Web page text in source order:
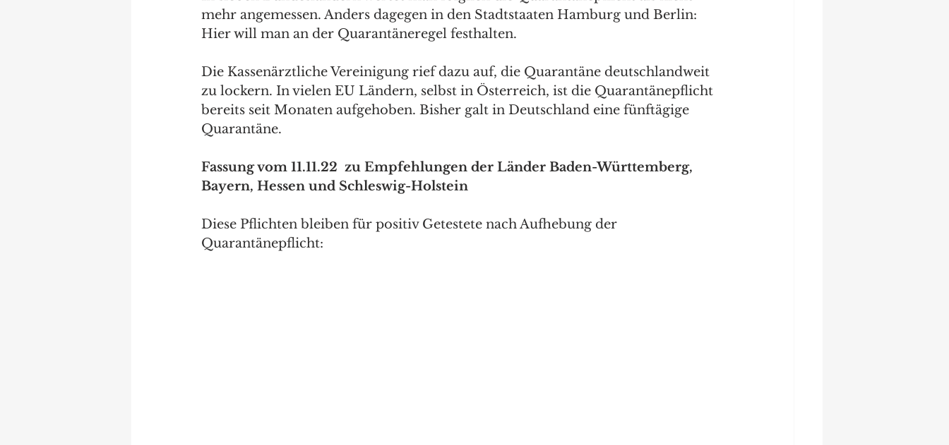
mehr angemessen. Anders dagegen in den Stadtstaaten Hamburg und Berlin:
Hier will man an der Quarantäneregel festhalten.
Die Kassenärztliche Vereinigung rief dazu auf, die Quarantäne deutschlandweit
zu lockern. In vielen EU Ländern, selbst in Österreich, ist die Quarantänepflicht
bereits seit Monaten aufgehoben. Bisher galt in Deutschland eine fünftägige
Quarantäne.
Fassung vom 11.11.22  zu Empfehlungen der Länder Baden-Württemberg,
Bayern, Hessen und Schleswig-Holstein
Diese Pflichten bleiben für positiv Getestete nach Aufhebung der
Quarantänepflicht: